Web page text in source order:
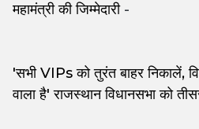
महामंत्री की जिम्मेदारी-
'सभी VIPs को तुरंत बाहर निकालें,
वाला है' राजस्थान विधानसभा को